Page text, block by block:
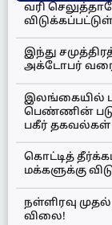
வரி
இந்து
அக்டோபர் வரை
இலங்கையில்
பெண்ணின்
பகீர் தகவல்கள்
கொட்டித்
மக்களுக்கு
நள்ளிரவு
விலை!